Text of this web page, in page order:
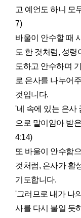
고 예언도 하니 모
7)
바울이 안수할 때
도 한 것처럼, 성령
도하고 안수하며
로 은사를 나누어
것입니다.
'네 속에 있는 은사
으로 말이암아 받
4:14)
또 바울이 안수함
것처럼, 은사가 활
기도합니다.
'그러므로 내가 나
사를 다시 불일 듯